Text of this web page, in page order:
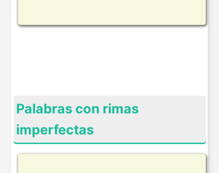
Palabras con rimas
imperfectas